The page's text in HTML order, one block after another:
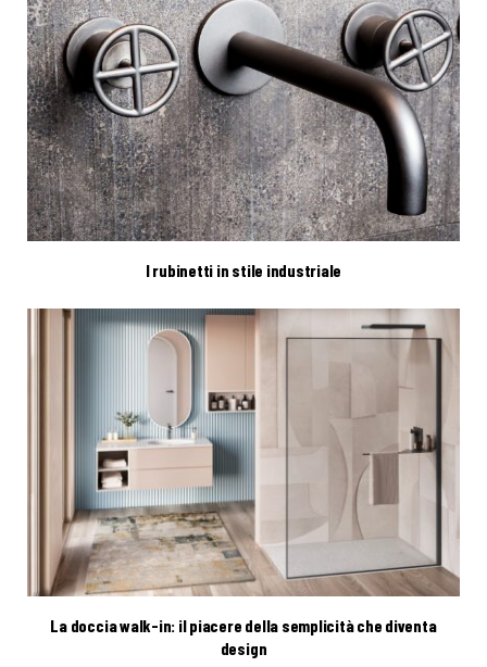
I rubinetti in stile industriale
La doccia walk-in: il piacere della semplicità che diventa
design